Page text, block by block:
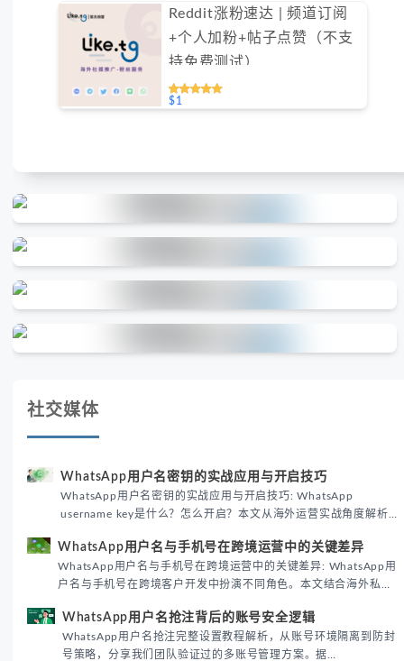
Reddit涨粉速达 | 频道订阅
+个人加粉+帖子点赞（不支
持免费测试）
$1
社交媒体
WhatsApp用户名密钥的实战应用与开启技巧
WhatsApp用户名密钥的实战应用与开启技巧: WhatsApp
username key是什么？怎么开启？本文从海外运营实战角度解析
境团队高效触达目标客户。
WhatsApp用户名与手机号在跨境运营中的关键差异
WhatsApp用户名与手机号在跨境运营中的关键差异: WhatsApp用
户名与手机号在跨境客户开发中扮演不同角色。本文结合海外私域
际差异，帮助团队优化WhatsApp营销策略。
WhatsApp用户名抢注背后的账号安全逻辑
WhatsApp用户名抢注完整设置教程解析，从账号环境隔离到防封
号策略，分享我们团队验证过的多账号管理方案。据